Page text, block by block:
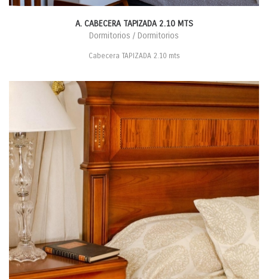
A. CABECERA TAPIZADA 2.10 MTS
Dormitorios / Dormitorios
Cabecera TAPIZADA 2.10 mts